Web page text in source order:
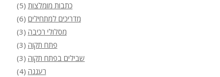
כתבות מומלצות (5)
מדריכים למתחילים (6)
מסלולי רכיבה (3)
פתח תקוה (3)
שבילים בפתח תקוה (3)
רעננה (4)